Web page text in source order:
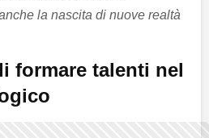
la nascita di nuove realtà
formare talenti nel